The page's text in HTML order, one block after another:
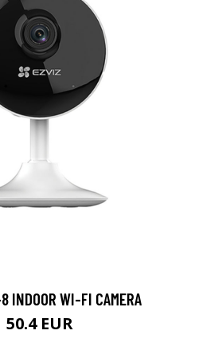
INDOOR WI-FI CAMERA
50.4 EUR